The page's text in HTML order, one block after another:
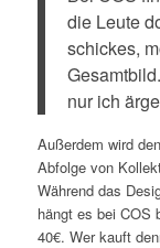
die Leute
schickes,
nur ich
Außerdem wird
Abfolge von
Während das
hängt es bei COS
40€. Wer kauft